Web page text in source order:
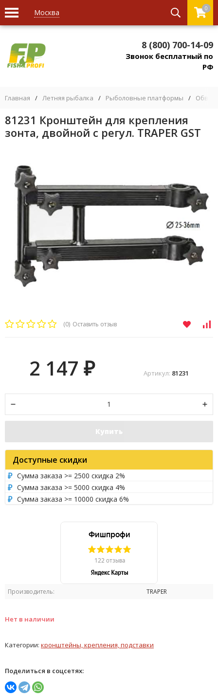
Москва 0
8 (800) 700-14-09
Звонок бесплатный по
РФ
Главная / Летняя рыбалка / Рыболовные платформы / Обвес
81231 Кронштейн для крепления
зонта, двойной с регул. TRAPER GST
(0) Оставить отзыв
Производитель: TRAPER
Нет в наличии
Артикул: 81231
2 147 ₽
Купить
Доступные скидки
Сумма заказа >= 2500 скидка 2%
Сумма заказа >= 5000 скидка 4%
Сумма заказа >= 10000 скидка 6%
Категории: кронштейны, крепления, подставки
Поделиться в соцсетях: